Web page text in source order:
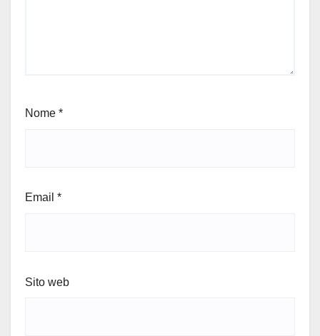
Nome *
Email *
Sito web